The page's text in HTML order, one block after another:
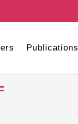
Publications